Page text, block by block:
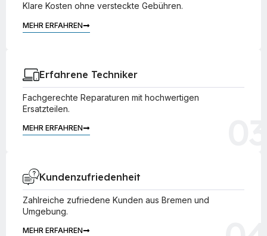
02
Klare Kosten ohne versteckte Gebühren.
MEHR ERFAHREN
Erfahrene Techniker
Fachgerechte Reparaturen mit hochwertigen
Ersatzteilen.
MEHR ERFAHREN
Kundenzufriedenheit
Zahlreiche zufriedene Kunden aus Bremen und
Umgebung.
MEHR ERFAHREN